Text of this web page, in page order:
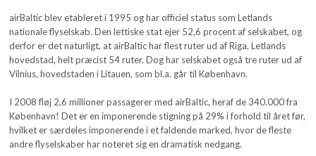
airBaltic blev etableret i 1995 og har officiel status som Letlands
nationale flyselskab. Den lettiske stat ejer 52,6 procent af selskabet, og
derfor er det naturligt, at airBaltic har flest ruter ud af Riga, Letlands
hovedstad, helt præcist 54 ruter. Dog har selskabet også tre ruter ud af
Vilnius, hovedstaden i Litauen, som bl.a. går til København.
I 2008 fløj 2,6 millioner passagerer med airBaltic, heraf de 340.000 fra
København! Det er en imponerende stigning på 29% i forhold til året før,
hvilket er særdeles imponerende i et faldende marked, hvor de fleste
andre flyselskaber har noteret sig en dramatisk nedgang.